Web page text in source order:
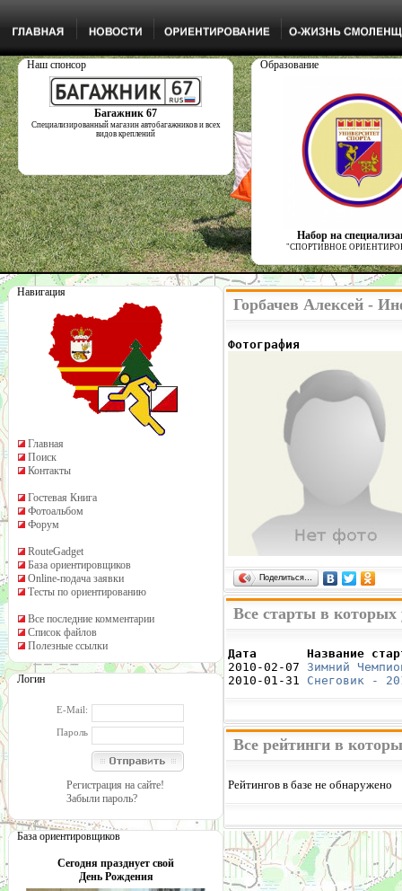
Наш спонсор
Багажник 67
Специализированный магазин автобагажников и всех
видов креплений
Образование
Набор на
"СПОРТИВНОЕ
Навигация
Главная
Поиск
Контакты
Гостевая Книга
Фотоальбом
Форум
RouteGadget
База ориентировщиков
Online-подача заявки
Тесты по ориентированию
Все последние комментарии
Список файлов
Полезные ссылки
Логин
E-Mail:
Пароль
Регистрация на сайте!
Забыли пароль?
База ориентировщиков
Сегодня празднует свой
День Рождения
Горбачев Алексей -
Фотография
Поделиться…
Все старты в которых
Дата       Название
2010-02-07 Зимний
2010-01-31 Снеговик -
Все рейтинги в
Рейтингов в базе не обнаружено